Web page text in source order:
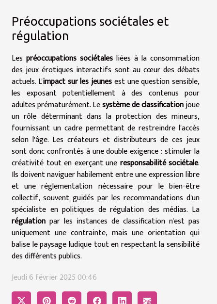
Préoccupations sociétales et
régulation
Les préoccupations sociétales liées à la consommation
des jeux érotiques interactifs sont au cœur des débats
actuels. L'impact sur les jeunesest une question sensible,
les exposant potentiellement à des contenus pour
adultes prématurément. Lesystème de classificationjoue
un rôle déterminant dans la protection des mineurs,
fournissant un cadre permettant de restreindre l'accès
selon l'âge. Les créateurs et distributeurs de ces jeux
sont donc confrontés à une double exigence : stimuler la
créativité tout en exerçant une responsabilité sociétale.
Ils doivent naviguer habilement entre une expression libre
et une réglementation nécessaire pour le bien-être
collectif, souvent guidés par les recommandations d'un
spécialiste en politiques de régulation des médias. La
régulation par les instances de classification n'est pas
uniquement une contrainte, mais une orientation qui
balise le paysage ludique tout en respectant la sensibilité
des différents publics.
Jeudi 6 février 2025 00:46